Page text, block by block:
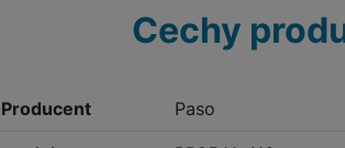
Cechy
Producent Paso